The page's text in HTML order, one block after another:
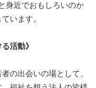
身近でおもしろいのか
います。
活動》
の出会いの場として、